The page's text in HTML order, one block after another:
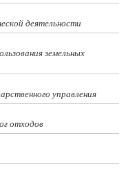
деятельности
земельных
управления
отходов